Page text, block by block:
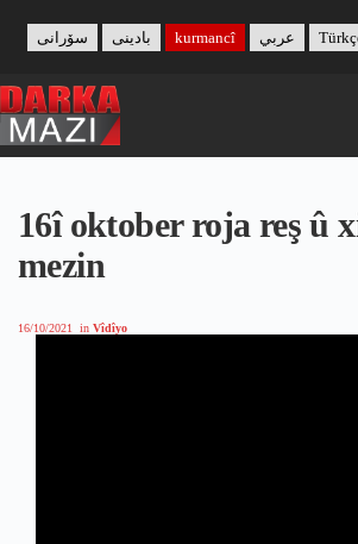
content
بادینی سۆرانی kurmancî عربي
16î oktober roja reş û
mezin
16/10/2021 in Vîdîyo